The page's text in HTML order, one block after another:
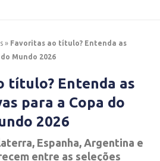
» Favoritas ao título? Entenda as
Mundo 2026
título? Entenda as
para a Copa do
2026
Espanha, Argentina e
entre as seleções